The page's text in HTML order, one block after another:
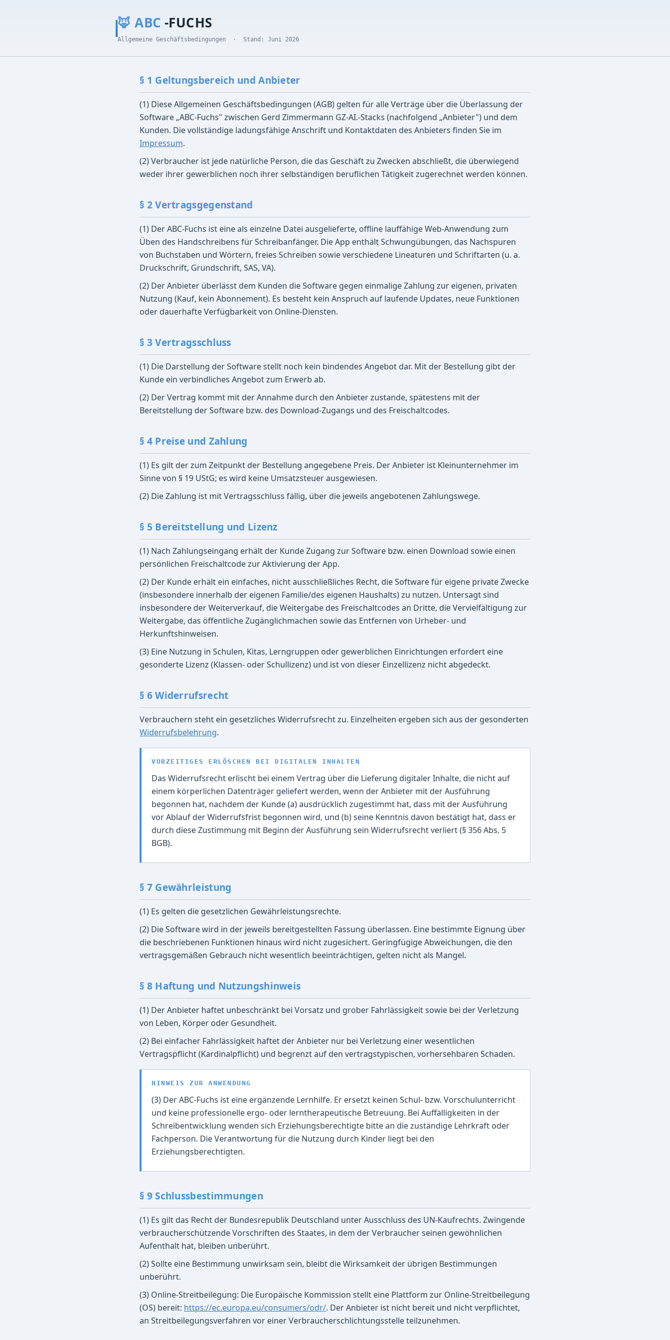
🦊 ABC -FUCHS
Allgemeine Geschäftsbedingungen · Stand: Juni 2026
§ 1 Geltungsbereich und Anbieter
(1) Diese Allgemeinen Geschäftsbedingungen (AGB) gelten für alle Verträge über die Überlassung der
Software „ABC-Fuchs" zwischen Gerd Zimmermann GZ-AI.-Stacks (nachfolgend „Anbieter") und dem
Kunden. Die vollständige ladungsfähige Anschrift und Kontaktdaten des Anbieters finden Sie im
Impressum.
(2) Verbraucher ist jede natürliche Person, die das Geschäft zu Zwecken abschließt, die überwiegend
weder ihrer gewerblichen noch ihrer selbständigen beruflichen Tätigkeit zugerechnet werden können.
§ 2 Vertragsgegenstand
(1) Der ABC-Fuchs ist eine als einzelne Datei ausgelieferte, offline lauffähige Web-Anwendung zum
Üben des Handschreibens für Schreibanfänger. Die App enthält Schwungübungen, das Nachspuren
von Buchstaben und Wörtern, freies Schreiben sowie verschiedene Lineaturen und Schriftarten (u. a.
Druckschrift, Grundschrift, SAS, VA).
(2) Der Anbieter überlässt dem Kunden die Software gegen einmalige Zahlung zur eigenen, privaten
Nutzung (Kauf, kein Abonnement). Es besteht kein Anspruch auf laufende Updates, neue Funktionen
oder dauerhafte Verfügbarkeit von Online-Diensten.
§ 3 Vertragsschluss
(1) Die Darstellung der Software stellt noch kein bindendes Angebot dar. Mit der Bestellung gibt der
Kunde ein verbindliches Angebot zum Erwerb ab.
(2) Der Vertrag kommt mit der Annahme durch den Anbieter zustande, spätestens mit der
Bereitstellung der Software bzw. des Download-Zugangs und des Freischaltcodes.
§ 4 Preise und Zahlung
(1) Es gilt der zum Zeitpunkt der Bestellung angegebene Preis. Der Anbieter ist Kleinunternehmer im
Sinne von § 19 UStG; es wird keine Umsatzsteuer ausgewiesen.
(2) Die Zahlung ist mit Vertragsschluss fällig, über die jeweils angebotenen Zahlungswege.
§ 5 Bereitstellung und Lizenz
(1) Nach Zahlungseingang erhält der Kunde Zugang zur Software bzw. einen Download sowie einen
persönlichen Freischaltcode zur Aktivierung der App.
(2) Der Kunde erhält ein einfaches, nicht ausschließliches Recht, die Software für eigene private Zwecke
(insbesondere innerhalb der eigenen Familie/des eigenen Haushalts) zu nutzen. Untersagt sind
insbesondere der Weiterverkauf, die Weitergabe des Freischaltcodes an Dritte, die Vervielfältigung zur
Weitergabe, das öffentliche Zugänglichmachen sowie das Entfernen von Urheber- und
Herkunftshinweisen.
(3) Eine Nutzung in Schulen, Kitas, Lerngruppen oder gewerblichen Einrichtungen erfordert eine
gesonderte Lizenz (Klassen- oder Schullizenz) und ist von dieser Einzellizenz nicht abgedeckt.
§ 6 Widerrufsrecht
Verbrauchern steht ein gesetzliches Widerrufsrecht zu. Einzelheiten ergeben sich aus der gesonderten
Widerrufsbelehrung.
VORZEITIGES ERLÖSCHEN BEI DIGITALEN INHALTEN
Das Widerrufsrecht erlischt bei einem Vertrag über die Lieferung digitaler Inhalte, die nicht auf
einem körperlichen Datenträger geliefert werden, wenn der Anbieter mit der Ausführung
begonnen hat, nachdem der Kunde (a) ausdrücklich zugestimmt hat, dass mit der Ausführung
vor Ablauf der Widerrufsfrist begonnen wird, und (b) seine Kenntnis davon bestätigt hat, dass er
durch diese Zustimmung mit Beginn der Ausführung sein Widerrufsrecht verliert (§ 356 Abs. 5
BGB).
§ 7 Gewährleistung
(1) Es gelten die gesetzlichen Gewährleistungsrechte.
(2) Die Software wird in der jeweils bereitgestellten Fassung überlassen. Eine bestimmte Eignung über
die beschriebenen Funktionen hinaus wird nicht zugesichert. Geringfügige Abweichungen, die den
vertragsgemäßen Gebrauch nicht wesentlich beeinträchtigen, gelten nicht als Mangel.
§ 8 Haftung und Nutzungshinweis
(1) Der Anbieter haftet unbeschränkt bei Vorsatz und grober Fahrlässigkeit sowie bei der Verletzung
von Leben, Körper oder Gesundheit.
(2) Bei einfacher Fahrlässigkeit haftet der Anbieter nur bei Verletzung einer wesentlichen
Vertragspflicht (Kardinalpflicht) und begrenzt auf den vertragstypischen, vorhersehbaren Schaden.
HINWEIS ZUR ANWENDUNG
(3) Der ABC-Fuchs ist eine ergänzende Lernhilfe. Er ersetzt keinen Schul- bzw. Vorschulunterricht
und keine professionelle ergo- oder lerntherapeutische Betreuung. Bei Auffälligkeiten in der
Schreibentwicklung wenden sich Erziehungsberechtigte bitte an die zuständige Lehrkraft oder
Fachperson. Die Verantwortung für die Nutzung durch Kinder liegt bei den
Erziehungsberechtigten.
§ 9 Schlussbestimmungen
(1) Es gilt das Recht der Bundesrepublik Deutschland unter Ausschluss des UN-Kaufrechts. Zwingende
verbraucherschützende Vorschriften des Staates, in dem der Verbraucher seinen gewöhnlichen
Aufenthalt hat, bleiben unberührt.
(2) Sollte eine Bestimmung unwirksam sein, bleibt die Wirksamkeit der übrigen Bestimmungen
unberührt.
(3) Online-Streitbeilegung: Die Europäische Kommission stellt eine Plattform zur Online-Streitbeilegung
(OS) bereit: https://ec.europa.eu/consumers/odr/. Der Anbieter ist nicht bereit und nicht verpflichtet,
an Streitbeilegungsverfahren vor einer Verbraucherschlichtungsstelle teilzunehmen.